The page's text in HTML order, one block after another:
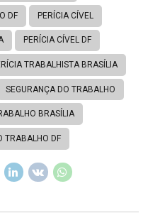
DF PERÍCIA CÍVEL
PERÍCIA CÍVEL DF
TRABALHISTA BRASÍLIA
SEGURANÇA DO TRABALHO
BRASÍLIA
TRABALHO DF